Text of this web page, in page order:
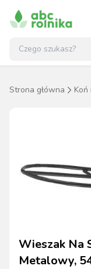
Strona główna Koń
Wieszak Na
Metalowy,